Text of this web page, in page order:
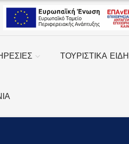
ΤΟΥΡΙΣΤΙΚΑ ΕΙΔΗ